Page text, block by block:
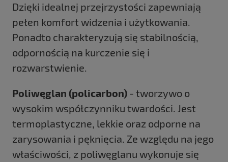
Dzięki idealnej przejrzystości zapewniają
pełen komfort widzenia i użytkowania.
Ponadto charakteryzują się stabilnością,
odpornością na kurczenie się i
rozwarstwienie.
Poliwęglan (policarbon) - tworzywo o
wysokim współczynniku twardości. Jest
termoplastyczne, lekkie oraz odporne na
zarysowania i pęknięcia. Ze względu na jego
właściwości, z poliwęglanu wykonuje się